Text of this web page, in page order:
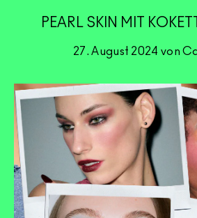
PEARL SKIN MIT
27. August 2024 von